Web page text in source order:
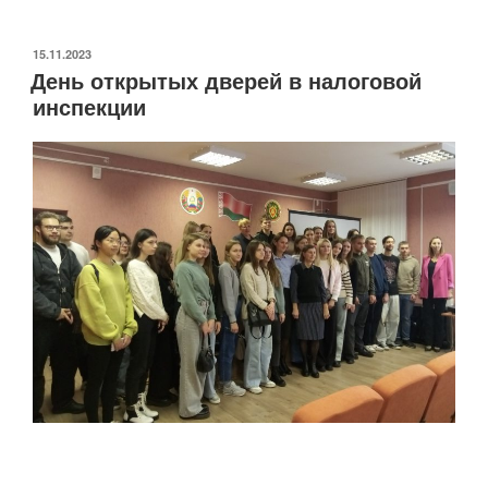
ОПУБЛИКОВАНО
15.11.2023
День открытых дверей в налоговой
инспекции